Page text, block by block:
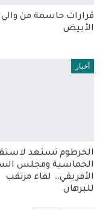
قرارات حاسمة من والي
الأبيض
أخبار
الخرطوم تستعد
الخماسية ومجلس
الأفريقي… لقاء مرتقب
للبرهان